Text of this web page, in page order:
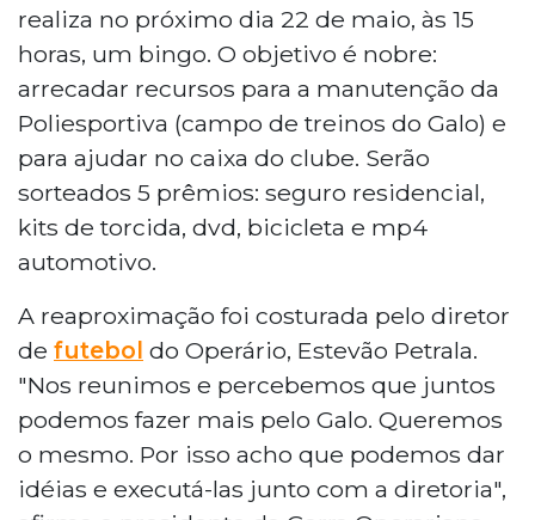
realiza no próximo dia 22 de maio, às 15
horas, um bingo. O objetivo é nobre:
arrecadar recursos para a manutenção da
Poliesportiva (campo de treinos do Galo) e
para ajudar no caixa do clube. Serão
sorteados 5 prêmios: seguro residencial,
kits de torcida, dvd, bicicleta e mp4
automotivo.
A reaproximação foi costurada pelo diretor
de futebol do Operário, Estevão Petrala.
"Nos reunimos e percebemos que juntos
podemos fazer mais pelo Galo. Queremos
o mesmo. Por isso acho que podemos dar
idéias e executá-las junto com a diretoria",